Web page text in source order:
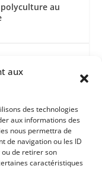
aux
des technologies
aux informations des
nous permettra de
de navigation ou les ID
ou de retirer son
caractéristiques
au
& Jérémie